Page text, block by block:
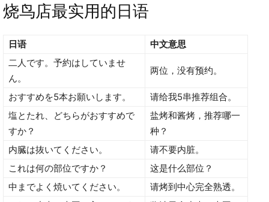
烧鸟店最实用的日语
日语
中文意思
二人です。予約はしていませ
ん。
两位，没有预约。
おすすめを5本お願いします。
请给我5串推荐组合。
塩とたれ、どちらがおすすめで
すか？
盐烤和酱烤，推荐哪一
种？
内臓は抜いてください。
请不要内脏。
これは何の部位ですか？
这是什么部位？
中までよく焼いてください。
请烤到中心完全熟透。